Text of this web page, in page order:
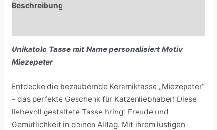
Beschreibung
Unikatolo Tasse mit Name personalisiert Motiv
Miezepeter
Entdecke die bezaubernde Keramiktasse „Miezepeter“
– das perfekte Geschenk für Katzenliebhaber! Diese
liebevoll gestaltete Tasse bringt Freude und
Gemütlichkeit in deinen Alltag. Mit ihrem lustigen